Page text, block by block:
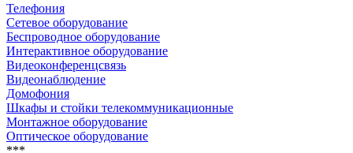
Телефония
Сетевое оборудование
Беспроводное оборудование
Интерактивное оборудование
Видеоконференцсвязь
Видеонаблюдение
Домофония
Шкафы и стойки телекоммуникационные
Монтажное оборудование
Оптическое оборудование
***